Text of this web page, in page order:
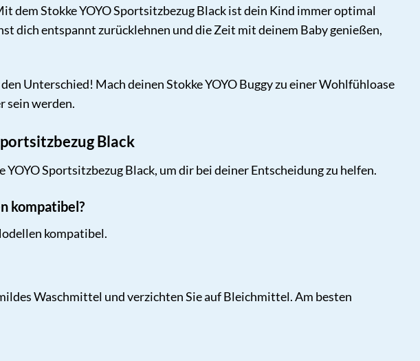
dem Stokke YOYO Sportsitzbezug Black ist dein Kind immer optimal
dich entspannt zurücklehnen und die Zeit mit deinem Baby genießen,
Unterschied! Mach deinen Stokke YOYO Buggy zu einer Wohlfühloase
sein werden.
Black
Sportsitzbezug Black, um dir bei deiner Entscheidung zu helfen.
kompatibel?
kompatibel.
Waschmittel und verzichten Sie auf Bleichmittel. Am besten